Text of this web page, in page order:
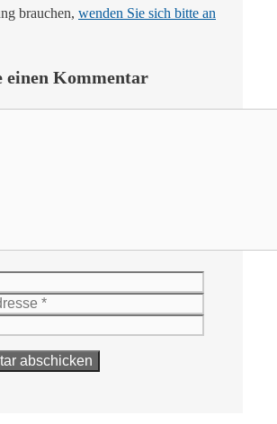
brauchen, wenden Sie sich bitte an
einen Kommentar